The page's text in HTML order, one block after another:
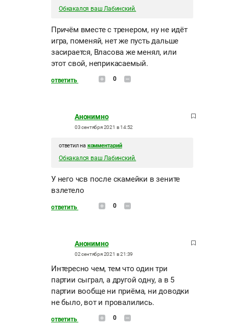
Обкакался ваш Лабинский.
Причём вместе с тренером, ну не идёт
игра, поменяй, нет же пусть дальше
засирается, Власова же менял, или
этот свой, неприкасаемый.
ответить 0
Анонимно
03 сентября 2021 в 14:52
ответил на комментарий
Обкакался ваш Лабинский.
У него чсв после скамейки в зените
взлетело
ответить 0
Анонимно
02 сентября 2021 в 21:39
Интересно чем, тем что один три
партии сыграл, а другой одну, а в 5
партии вообще ни приёма, ни доводки
не было, вот и провалились.
ответить 0